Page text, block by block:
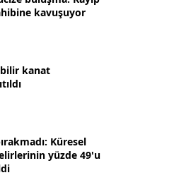
kavuşuyor
kanat
Küresel
yüzde 49'u